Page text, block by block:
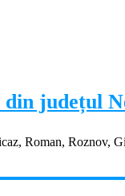
județul
Roman, Roznov,